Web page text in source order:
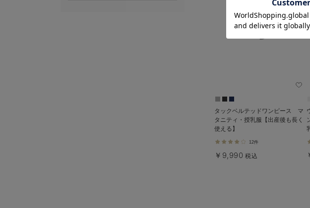
タックベルテッドワンピース マ
タニティ・授乳服【出産後も長く
使える】
12件
￥9,990 税込